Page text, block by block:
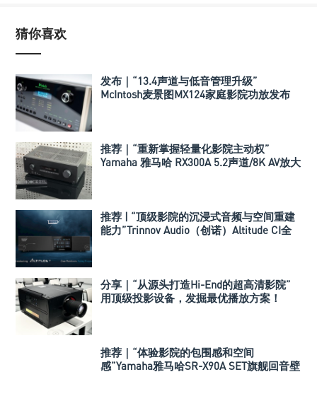
猜你喜欢
发布｜“13.4声道与低音管理升级”
McIntosh麦景图MX124家庭影院功放发布
推荐｜“重新掌握轻量化影院主动权”
Yamaha 雅马哈 RX300A 5.2声道/8K AV放大
推荐 | “顶级影院的沉浸式音频与空间重建
能力”Trinnov Audio（创诺）Altitude CI全
分享｜“从源头打造Hi-End的超高清影院”
用顶级投影设备，发掘最优播放方案！
推荐｜“体验影院的包围感和空间
感”Yamaha雅马哈SR-X90A SET旗舰回音壁